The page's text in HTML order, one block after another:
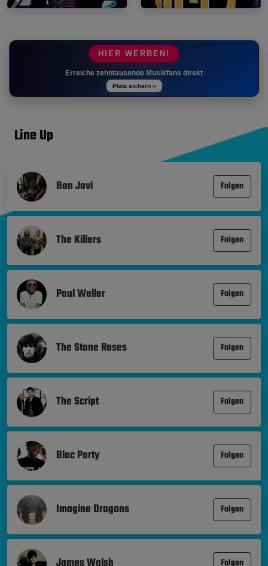
HIER WERBEN!
Erreiche zehntausende Musikfans direkt
Platz sichern »
Line Up
Bon Jovi Folgen
The Killers Folgen
Paul Weller Folgen
The Stone Roses Folgen
The Script Folgen
Bloc Party Folgen
Imagine Dragons Folgen